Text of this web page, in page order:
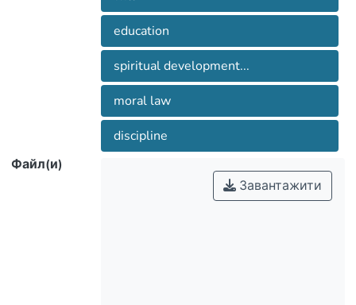
education
spiritual development...
moral law
discipline
Файл(и)
Завантажити